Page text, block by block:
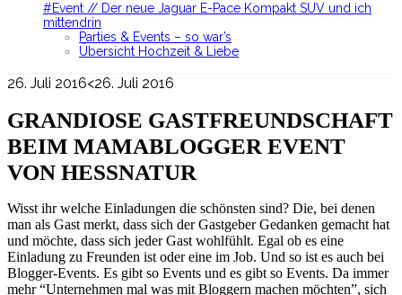
#Event // Der neue Jaguar E-Pace Kompakt SUV und ich
mittendrin
Parties & Events – so war’s
Übersicht Hochzeit & Liebe
26. Juli 2016<26. Juli 2016
GRANDIOSE GASTFREUNDSCHAFT
BEIM MAMABLOGGER EVENT
VON HESSNATUR
Wisst ihr welche Einladungen die schönsten sind? Die, bei denen
man als Gast merkt, dass sich der Gastgeber Gedanken gemacht hat
und möchte, dass sich jeder Gast wohlfühlt. Egal ob es eine
Einladung zu Freunden ist oder eine im Job. Und so ist es auch bei
Blogger-Events. Es gibt so Events und es gibt so Events. Da immer
mehr “Unternehmen mal was mit Bloggern machen möchten”, sich